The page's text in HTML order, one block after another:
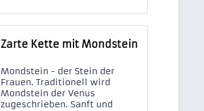
Zarte Kette mit Mondstein
Mondstein - der Stein der
Frauen. Traditionell wird
Mondstein der Venus
zugeschrieben. Sanft und